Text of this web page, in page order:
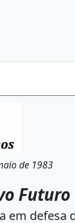
de 1983
Futuro
em defesa